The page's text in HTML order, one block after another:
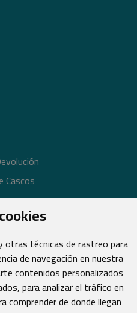
otras técnicas de rastreo para
de navegación en nuestra
contenidos personalizados
para analizar el tráfico en
comprender de donde llegan
Cascos
13
España